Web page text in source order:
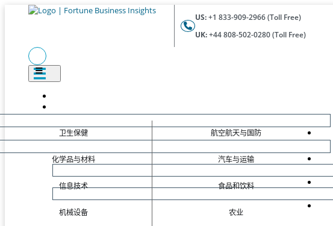
US:+1 833-909-2966 (Toll Free)
UK:+44 808-502-0280 (Toll Free)
卫生保健
化学品与材料
信息技术
机械设备
航空航天与国防
汽车与运输
食品和饮料
农业